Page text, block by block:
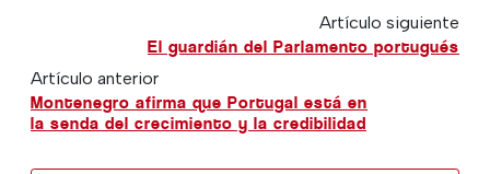
Artículo siguiente
El guardián del Parlamento portugués
Artículo anterior
Montenegro afirma que Portugal está en
la senda del crecimiento y la credibilidad